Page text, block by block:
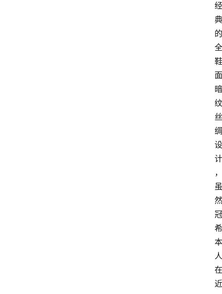
经
典
的
全
鞋
面
暗
纹
丝
绸
设
计
，
虽
然
冠
希
本
人
在
近